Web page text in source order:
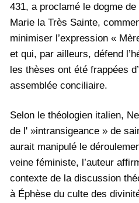
431, a proclamé le dogme
Marie la Très Sainte,
minimiser l’expression «
et qui, par ailleurs, défend
les thèses ont été frappées
assemblée conciliaire.
Selon le théologien italien,
de l' »intransigeance » de
aurait manipulé le
veine féministe, l’auteur
contexte de la discussion
à Éphèse du culte des